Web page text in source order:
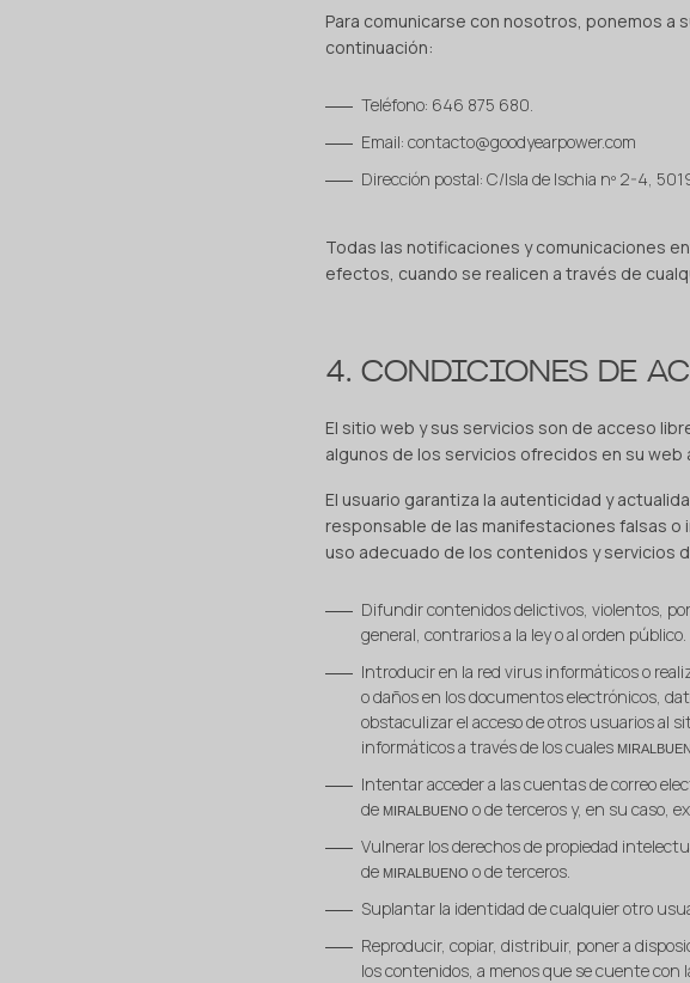
Para comunicarse con nosotros, ponemos
continuación:
Teléfono: 646 875 680.
Email: contacto@goodyearpower.com
Dirección postal: C/Isla de Ischia nº 2-4,
Todas las notificaciones y comunicaciones
efectos, cuando se realicen a través de
4. CONDICIONES DE
El sitio web y sus servicios son de acceso
algunos de los servicios ofrecidos en su
El usuario garantiza la autenticidad y
responsable de las manifestaciones falsas o
uso adecuado de los contenidos y servicios
Difundir contenidos delictivos, violentos,
general, contrarios a la ley o al orden público.
Introducir en la red virus informáticos o
o daños en los documentos electrónicos,
obstaculizar el acceso de otros usuarios al
informáticos a través de los cuales
Intentar acceder a las cuentas de correo
de MIRALBUENO o de terceros y, en su caso,
Vulnerar los derechos de propiedad
de MIRALBUENO o de terceros.
Suplantar la identidad de cualquier otro
Reproducir, copiar, distribuir, poner a
los contenidos, a menos que se cuente